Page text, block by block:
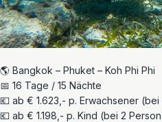
🌎 Bangkok – Phuket – Koh Phi Phi
📅 16 Tage / 15 Nächte
💶 ab € 1.623,- p. Erwachsener
💶 ab € 1.198,- p. Kind (bei 2